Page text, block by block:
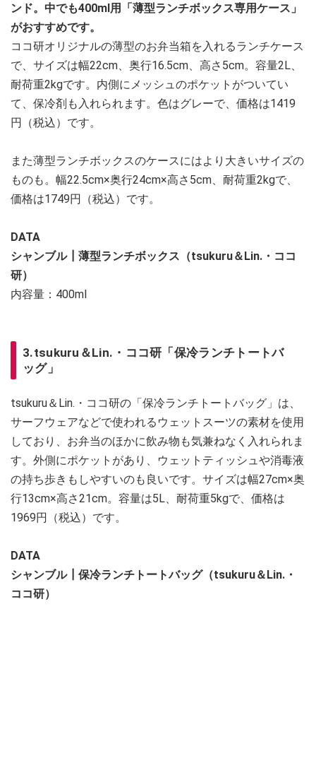
ンド。中でも400ml用「薄型ランチボックス専用ケース」
がおすすめです。
ココ研オリジナルの薄型のお弁当箱を入れるランチケース
で、サイズは幅22cm、奥行16.5cm、高さ5cm。容量2L、
耐荷重2kgです。内側にメッシュのポケットがついてい
て、保冷剤も入れられます。色はグレーで、価格は1419
円（税込）です。
また薄型ランチボックスのケースにはより大きいサイズの
ものも。幅22.5cm×奥行24cm×高さ5cm、耐荷重2kgで、
価格は1749円（税込）です。
DATA
シャンブル┃薄型ランチボックス（tsukuru＆Lin.・ココ
研）
内容量：400ml
3.tsukuru＆Lin.・ココ研「保冷ランチトートバ
ッグ」
tsukuru＆Lin.・ココ研の「保冷ランチトートバッグ」は、
サーフウェアなどで使われるウェットスーツの素材を使用
しており、お弁当のほかに飲み物も気兼ねなく入れられま
す。外側にポケットがあり、ウェットティッシュや消毒液
の持ち歩きもしやすいのも良いです。サイズは幅27cm×奥
行13cm×高さ21cm。容量は5L、耐荷重5kgで、価格は
1969円（税込）です。
DATA
シャンブル┃保冷ランチトートバッグ（tsukuru＆Lin.・
ココ研）